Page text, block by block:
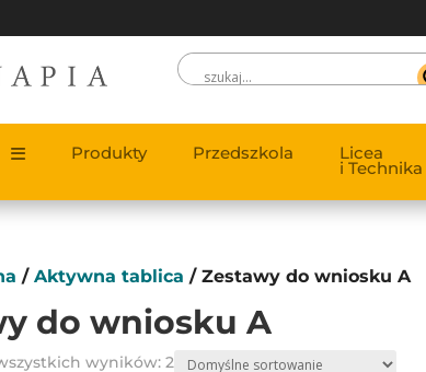
Produkty Przedszkola Licea
i Technika
/Aktywna tablica / Zestawy do wniosku A
do wniosku A
wyników: 2